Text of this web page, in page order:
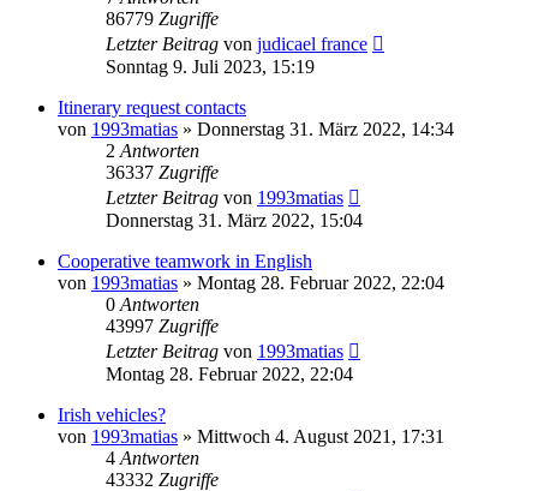
86779 Zugriffe
Letzter Beitrag von judicael france
Sonntag 9. Juli 2023, 15:19
Itinerary request contacts
von 1993matias » Donnerstag 31. März 2022, 14:34
2 Antworten
36337 Zugriffe
Letzter Beitrag von 1993matias
Donnerstag 31. März 2022, 15:04
Cooperative teamwork in English
von 1993matias » Montag 28. Februar 2022, 22:04
0 Antworten
43997 Zugriffe
Letzter Beitrag von 1993matias
Montag 28. Februar 2022, 22:04
Irish vehicles?
von 1993matias » Mittwoch 4. August 2021, 17:31
4 Antworten
43332 Zugriffe